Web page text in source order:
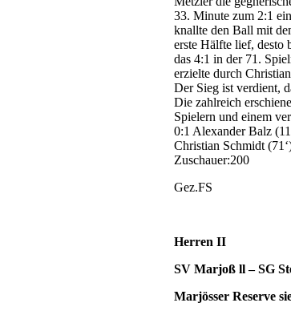
33. Minute zum 2:1
knallte den Ball mit
erste Hälfte lief, desto
das 4:1 in der 71.
erzielte durch
Der Sieg ist verdient,
Die zahlreich
Spielern und einem
0:1 Alexander Balz
Christian Schmidt
Zuschauer:200
Gez.FS
Herren II
SV Marjoß ll – SG
Marjösser Reserve